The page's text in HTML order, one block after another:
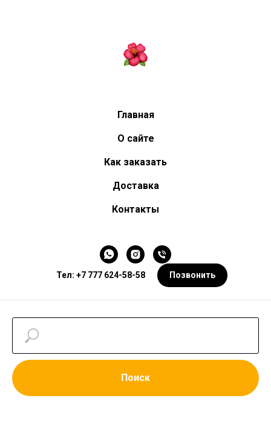
Главная
О сайте
Как заказать
Доставка
Контакты
Тел: +7 777 624-58-58 Позвонить
Поиск